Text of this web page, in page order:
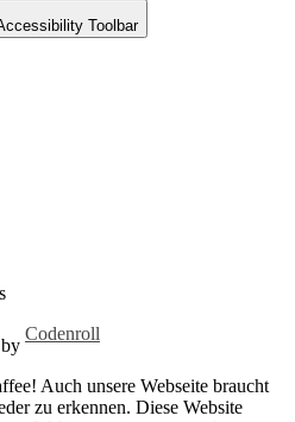
Toolbar
by
Codenroll
Auch unsere Webseite braucht
zu erkennen. Diese Website